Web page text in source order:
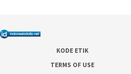
KODE ETIK
TERMS OF USE